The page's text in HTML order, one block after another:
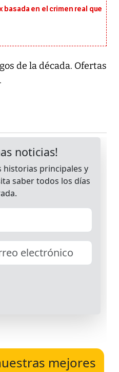
basada en el crimen real que
de la década. Ofertas
mejores